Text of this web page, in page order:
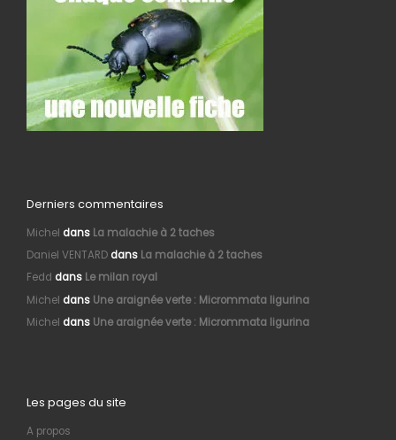
Derniers commentaires
Michel dans La malachie à 2 taches
Daniel VENTARDdans La malachie à 2 taches
Fedd dans Le milan royal
Michel dans Une araignée verte : Micrommata ligurina
Michel dans Une araignée verte : Micrommata ligurina
Les pages du site
A propos